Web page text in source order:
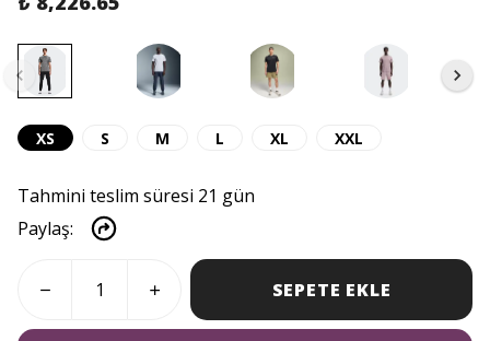
XS S M L XL XXL
Tahmini teslim süresi 21 gün
Paylaş:
SEPETE EKLE